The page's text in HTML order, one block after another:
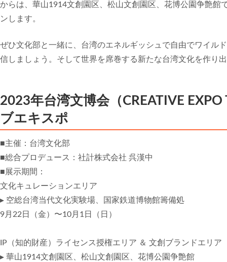
からは、華山1914文創園区、松山文創園区、花博公園争艶館
ンします。
ぜひ文化部と一緒に、台湾のエネルギッシュで自由でワイル
信しましょう。そして世界を席巻する新たな台湾文化を作り
2023年台湾文博会（CREATIVE
ブエキスポ
■主催：台湾文化部
■総合プロデュース：社計株式会社 呉漢中
■展示期間：
文化キュレーションエリア
▸ 空総台湾当代文化実験場、国家鉄道博物館籌備処
9月22日（金）〜10月1日（日）
IP（知的財産）ライセンス授権エリア ＆ 文創ブランドエリア
▸ 華山1914文創園区、松山文創園区、花博公園争艶館